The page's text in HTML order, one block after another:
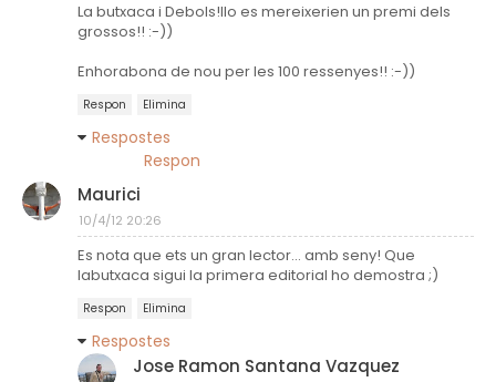
La butxaca i Debols!llo es mereixerien un premi dels
grossos!! :-))
Enhorabona de nou per les 100 ressenyes!! :-))
Respon Elimina
Respostes
Respon
Maurici
10/4/12 20:26
Es nota que ets un gran lector... amb seny! Que
labutxaca sigui la primera editorial ho demostra ;)
Respon Elimina
Respostes
Jose Ramon Santana Vazquez